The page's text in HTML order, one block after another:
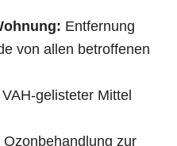
Entfernung
von allen betroffenen
gelisteter Mittel
Ozonbehandlung zur